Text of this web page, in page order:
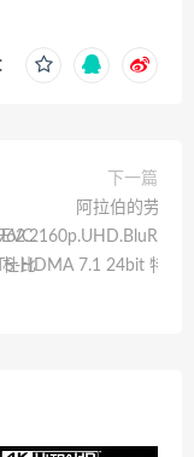
比
下一篇
阿拉伯的劳伦
HDMA 7.1 24bit 特效